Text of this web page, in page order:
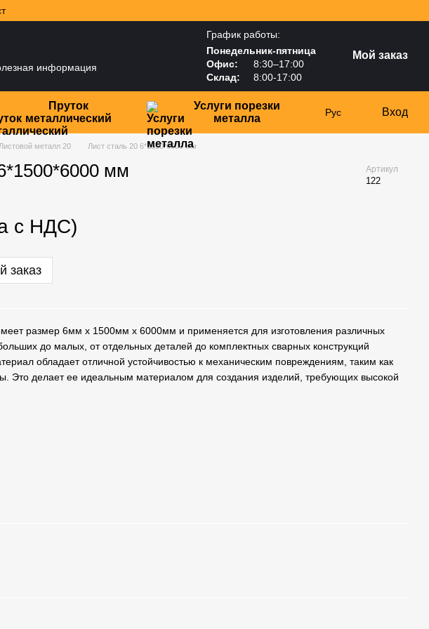
информация
График работы:
Понедельник-пятница
Офис:
8:30–17:00
Склад:
8:00-17:00
Мой заказ
Пруток
металлический
Услуги порезки
металла
Рус Вход
Листовой металл 20 Лист сталь 20 6*1500*6000 мм
мм Артикул
122
с НДС)
заказ
размер 6мм х 1500мм х 6000мм и применяется для изготовления различных
до малых, от отдельных деталей до комплектных сварных конструкций
обладает отличной устойчивостью к механическим повреждениям, таким как
Это делает ее идеальным материалом для создания изделий, требующих высокой